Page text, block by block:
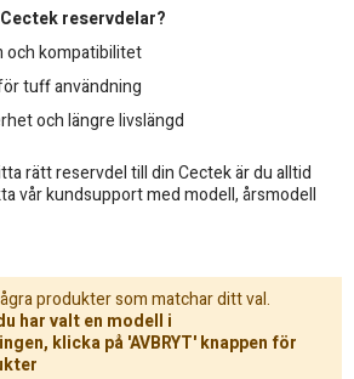
reservdelar?
och kompatibilitet
tuff användning
och längre livslängd
rätt reservdel till din Cectek är du alltid
vår kundsupport med modell, årsmodell
produkter som matchar ditt val.
har valt en modell i
klicka på 'AVBRYT' knappen för